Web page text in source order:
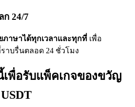
24/7
าษาได้ทุกเวลาและทุกที่ เพื่อ
าบรื่นตลอด 24 ชั่วโมง
เพื่อรับแพ็คเกจของขวัญ